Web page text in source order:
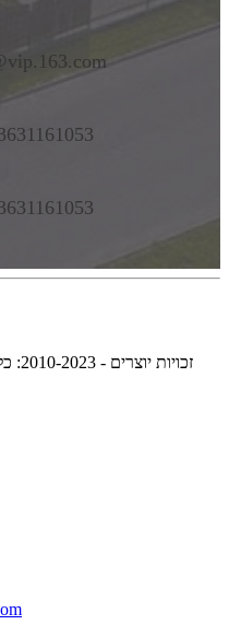
© זכויות יוצרים - 2010-2023: כל הזכויות שמורות.